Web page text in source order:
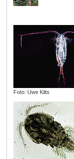
Foto: Uwe Kilts